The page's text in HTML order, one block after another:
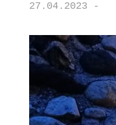
27.04.2023 -